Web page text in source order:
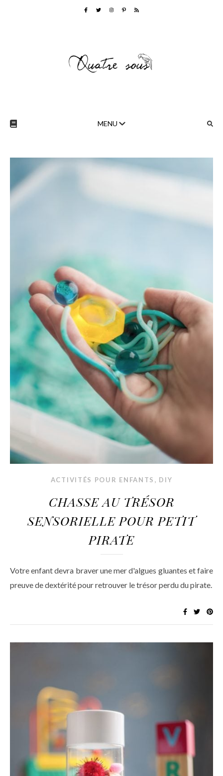
ACTIVITÉS POUR ENFANTS DIY
CHASSE AU TRÉSOR
SENSORIELLE POUR PETIT
PIRATE
Votre enfant devra braver une mer d'algues gluantes et faire
preuve de dextérité pour retrouver le trésor perdu du pirate.